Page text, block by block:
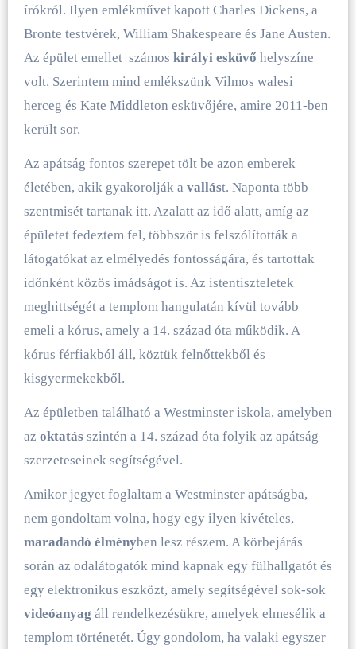
írókról. Ilyen emlékművet kapott Charles Dickens, a
Bronte testvérek, William Shakespeare és Jane Austen.
Az épület emellet számos királyi esküvő helyszíne
volt. Szerintem mind emlékszünk Vilmos walesi
herceg és Kate Middleton esküvőjére, amire 2011-ben
került sor.
Az apátság fontos szerepet tölt be azon emberek
életében, akik gyakorolják a vallást. Naponta több
szentmisét tartanak itt. Azalatt az idő alatt, amíg az
épületet fedeztem fel, többször is felszólították a
látogatókat az elmélyedés fontosságára, és tartottak
időnként közös imádságot is. Az istentiszteletek
meghittségét a templom hangulatán kívül tovább
emeli a kórus, amely a 14. század óta működik. A
kórus férfiakból áll, köztük felnőttekből és
kisgyermekekből.
Az épületben található a Westminster iskola, amelyben
az oktatás szintén a 14. század óta folyik az apátság
szerzeteseinek segítségével.
Amikor jegyet foglaltam a Westminster apátságba,
nem gondoltam volna, hogy egy ilyen kivételes,
maradandó élményben lesz részem. A körbejárás
során az odalátogatók mind kapnak egy fülhallgatót és
egy elektronikus eszközt, amely segítségével sok-sok
videóanyag áll rendelkezésükre, amelyek elmesélik a
templom történetét. Úgy gondolom, ha valaki egyszer